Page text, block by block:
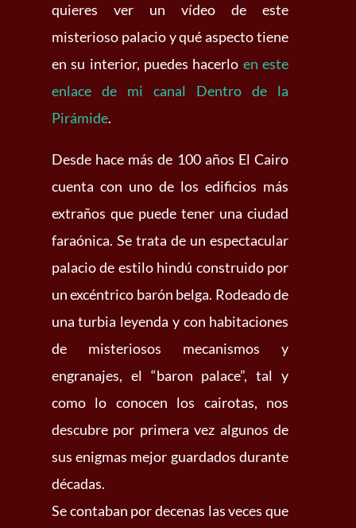
quieres ver un vídeo de este
misterioso palacio y qué aspecto tiene
en su interior, puedes hacerlo en este
enlace de mi canal Dentro de la
Pirámide.
Desde hace más de 100 años El Cairo
cuenta con uno de los edificios más
extraños que puede tener una ciudad
faraónica. Se trata de un espectacular
palacio de estilo hindú construido por
un excéntrico barón belga. Rodeado de
una turbia leyenda y con habitaciones
de misteriosos mecanismos y
engranajes, el “baron palace”, tal y
como lo conocen los cairotas, nos
descubre por primera vez algunos de
sus enigmas mejor guardados durante
décadas.
Se contaban por decenas las veces que